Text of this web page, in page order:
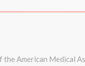
American Medical